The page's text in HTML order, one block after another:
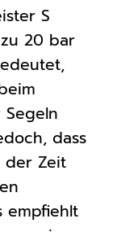
S
20 bar
dass
der Zeit
empfiehlt